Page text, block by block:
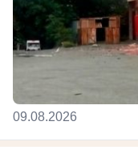
09.08.2026